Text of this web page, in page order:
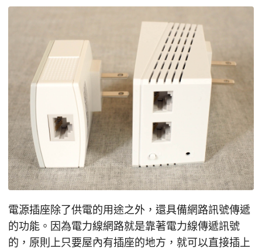
電源插座除了供電的用途之外，還具備網路訊號傳遞
的功能。因為電力線網路就是靠著電力線傳遞訊號
的，原則上只要屋內有插座的地方，就可以直接插上